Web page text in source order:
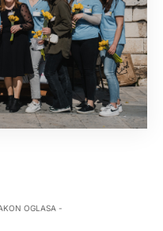
OGLASA -